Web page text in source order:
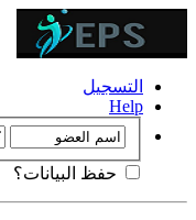
التسجيل
Help
حفظ البيانات؟